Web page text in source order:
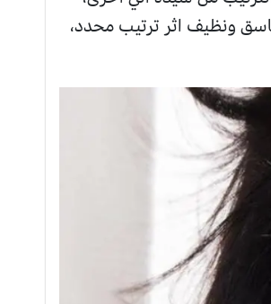
ونظيف اثر ترتيب محدد،